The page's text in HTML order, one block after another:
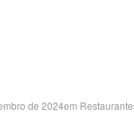
de 2024em